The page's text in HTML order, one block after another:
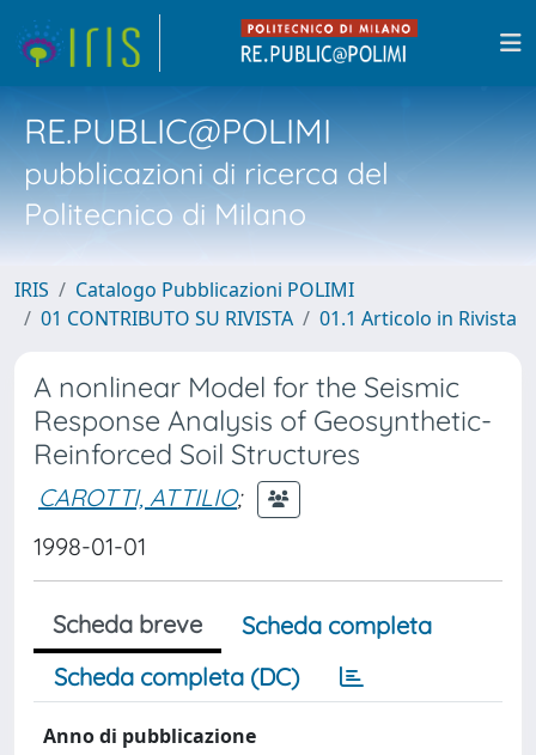
RE.PUBLIC@POLIMI
pubblicazioni di ricerca del
Politecnico di Milano
IRIS
Catalogo Pubblicazioni POLIMI
01 CONTRIBUTO SU RIVISTA
01.1 Articolo in Rivista
A nonlinear Model for the Seismic
Response Analysis of Geosynthetic-
Reinforced Soil Structures
CAROTTI, ATTILIO;
1998-01-01
Scheda breve
Scheda completa
Scheda completa (DC)
Anno di pubblicazione